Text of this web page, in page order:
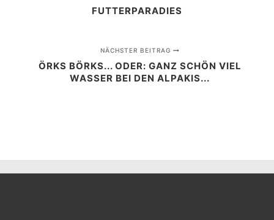
FUTTERPARADIES
NÄCHSTER BEITRAG
ÖRKS BÖRKS... ODER: GANZ SCHÖN VIEL
WASSER BEI DEN ALPAKIS...